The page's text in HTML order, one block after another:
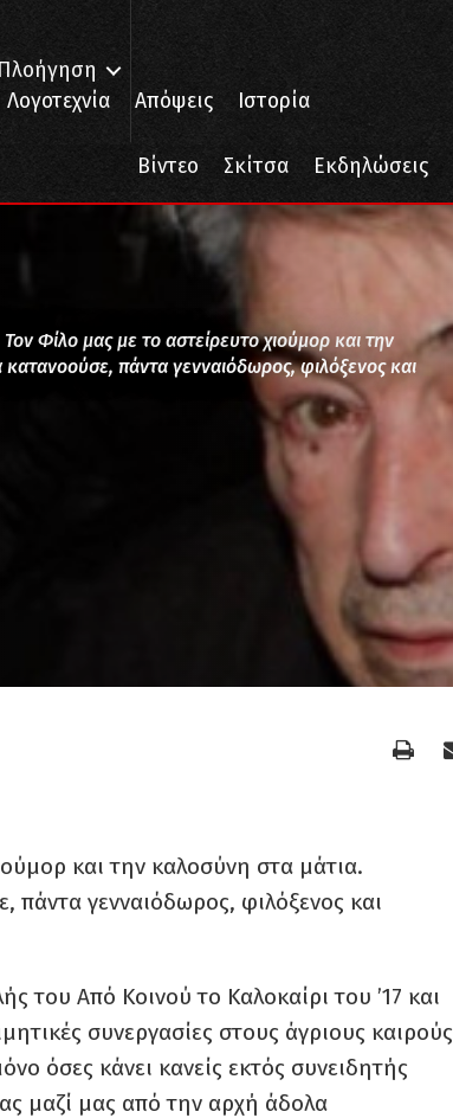
Πλοήγηση
Λογοτεχνία Απόψεις Ιστορία
Βίντεο Σκίτσα Εκδηλώσεις
Φίλο μας με το αστείρευτο χιούμορ και την
πάντα γενναιόδωρος, φιλόξενος και
και την καλοσύνη στα μάτια.
πάντα γενναιόδωρος, φιλόξενος και
του Από Κοινού το Καλοκαίρι του ’17 και
συνεργασίες στους άγριους καιρούς
όσες κάνει κανείς εκτός συνειδητής
μαζί μας από την αρχή άδολα